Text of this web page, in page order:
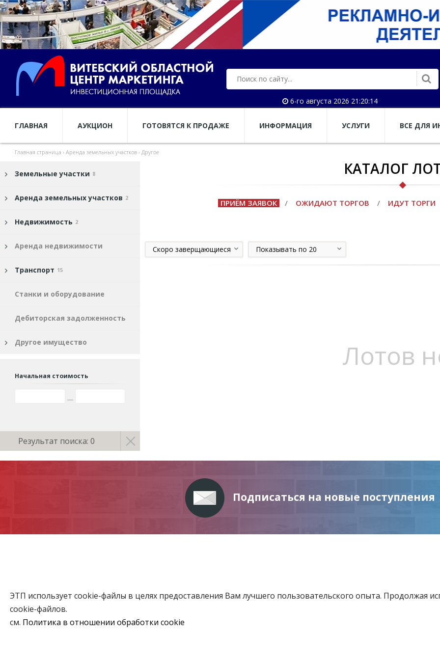
6-го августа 2026 21:20:15
ГЛАВНАЯ АУКЦИОН ГОТОВЯТСЯ К ПРОДАЖЕ ИНФОРМАЦИЯ УСЛУГИ ВСЕ ДЛЯ
Главная страница › Аренда земельных участков › Другое
Земельные участки 8
Аренда земельных участков 2
Недвижимость 2
Аренда недвижимости
Транспорт 15
Станки и оборудование
Дебиторская задолженность
Другое имущество
Начальная стоимость
Результат поиска: 0
КАТАЛОГ
ПРИЁМ ЗАЯВОК / ОЖИДАЮТ ТОРГОВ / ИДУТ ТОРГИ
Скоро заверщающиеся Показывать по 20
Лотов
Подписаться на новые поступления
ЭТП использует cookie-файлы в целях предоставления Вам лучшего пользовательского опыта. Продолжая
cookie-файлов.
см. Политика в отношении обработки cookie